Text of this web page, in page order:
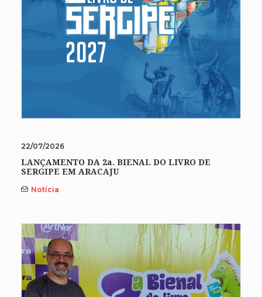
22/07/2026
LANÇAMENTO DA 2a. BIENAL DO LIVRO DE
SERGIPE EM ARACAJU
Notícia